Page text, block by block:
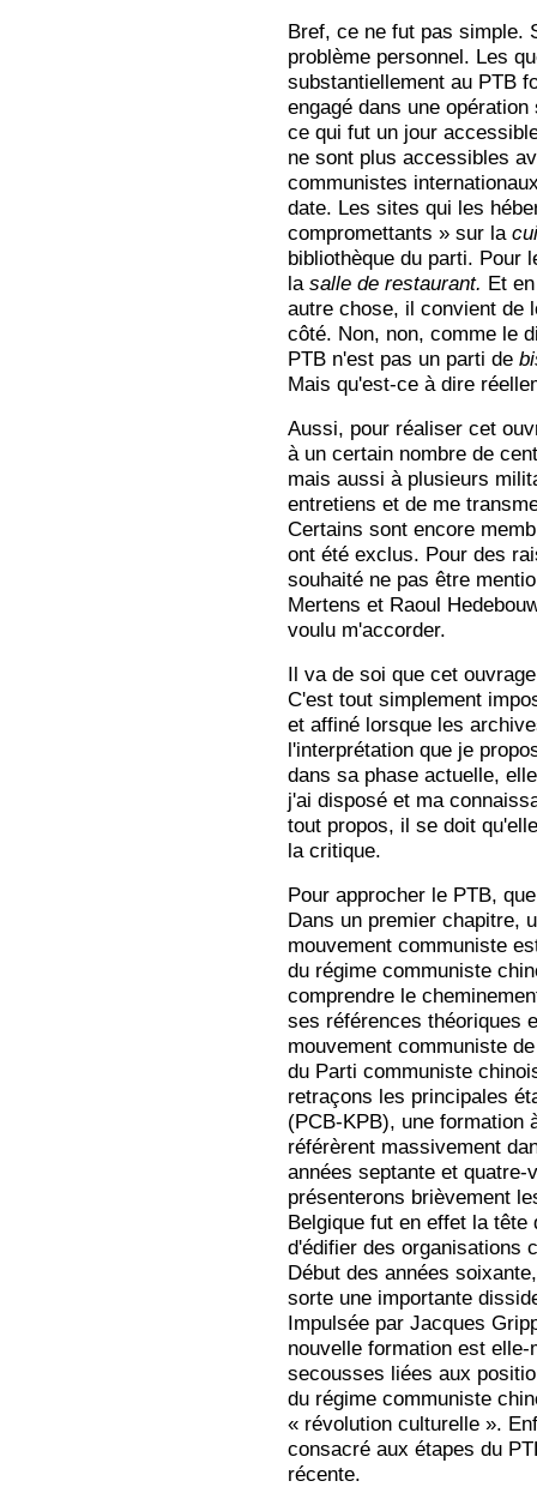
Bref, ce ne fut pas simple.
problème personnel. Les
substantiellement au PTB
engagé dans une
ce qui fut un jour
ne sont plus accessibles
communistes
date. Les sites qui les
compromettants » sur la
bibliothèque du parti. Pour
la salle de restaurant. Et
autre chose, il convient de
côté. Non, non, comme le
PTB n'est pas un parti de
Mais qu'est-ce à dire
Aussi, pour réaliser cet
à un certain nombre de
mais aussi à plusieurs
entretiens et de me
Certains sont encore
ont été exclus. Pour des
souhaité ne pas être
Mertens et Raoul
voulu m'accorder.
Il va de soi que cet
C'est tout simplement
et affiné lorsque les
l'interprétation que je
dans sa phase actuelle,
j'ai disposé et ma
tout propos, il se doit
la critique.
Pour approcher le PTB,
Dans un premier chapitre,
mouvement communiste
du régime communiste
comprendre le
ses références théoriques
mouvement communiste
du Parti communiste
retraçons les principales
(PCB-KPB), une formation
référèrent massivement
années septante et
présenterons brièvement
Belgique fut en effet la
d'édifier des organisations
Début des années
sorte une importante
Impulsée par Jacques
nouvelle formation est
secousses liées aux
du régime communiste
« révolution culturelle ».
consacré aux étapes du
récente.